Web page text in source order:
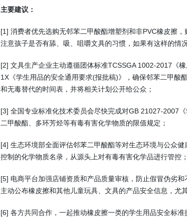
主要建议：
[1] 消费者优先选购无邻苯二甲酸酯增塑剂和非PVC橡皮擦
注意孩子是否有舔、吸、咀嚼文具的习惯，如果有这样的情
[2] 文具生产企业主动遵循团体标准TCSSGA 1002-2017《
1X《学生用品的安全通用要求(报批稿)》，确保邻苯二甲酸
和无毒替代的时间表，并将相关计划公开给公众；
[3] 全国专业标准化技术委员会尽快完成对GB 21027-2007
二甲酸酯、多环芳烃等有毒有害化学物质的限值规定；
[4] 生态环境部全面评估邻苯二甲酸酯等对生态环境与公众
控制的化学物质名录，从源头上对有毒有害化学品进行管控；
[5] 电商平台加强店铺资质和产品质量审核，防止假冒伪劣
主动公布橡皮擦和其他儿童玩具、文具的产品安全信息，尤
[6] 各方共同合作，一起推动橡皮擦一类的学生用品安全标